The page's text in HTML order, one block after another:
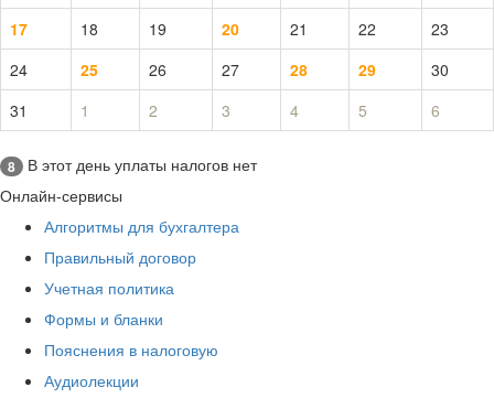
17
18 19 20 21 22
23
24
25 26 27 28 29
30
31
1 2 3 4 5 6
8
В этот день уплаты налогов нет
Онлайн-сервисы
Алгоритмы для бухгалтера
Правильный договор
Учетная политика
Формы и бланки
Пояснения в налоговую
Аудиолекции